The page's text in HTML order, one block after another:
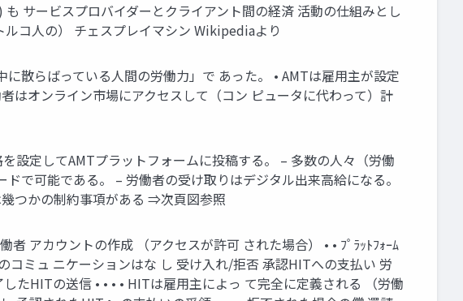
サービスプロバイダーとクライアント間の経済 活動の仕組みとし
コ人の） チェスプレイマシン Wikipediaより
散らばっている人間の労働力」で あった。 • AMTは雇用主が設定
はオンライン市場にアクセスして（コン ピュータに代わって）計
設定してAMTプラットフォームに投稿する。 – 多数の人々（労働
で可能である。 – 労働者の受け取りはデジタル出来高給になる。
つかの制約事項がある ⇒次頁図参照
アカウントの作成 （アクセスが許可 された場合） • • ﾌﾟﾗｯﾄﾌｫｰﾑ
コミュ ニケーションはな し 受け入れ/拒否 承認HITへの支払い 労
HITの送信 • • • • HITは雇用主によっ て完全に定義される （労働